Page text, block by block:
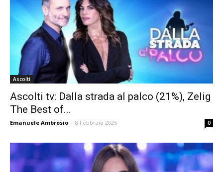
Ascolti
Ascolti tv: Dalla strada al palco (21%), Zelig
The Best of...
Emanuele Ambrosio - 8 Febbraio 2025 0